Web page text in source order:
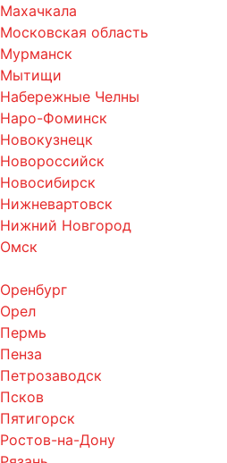
Махачкала
Московская область
Мурманск
Мытищи
Набережные Челны
Наро-Фоминск
Новокузнецк
Новороссийск
Новосибирск
Нижневартовск
Нижний Новгород
Омск
Оренбург
Орел
Пермь
Пенза
Петрозаводск
Псков
Пятигорск
Ростов-на-Дону